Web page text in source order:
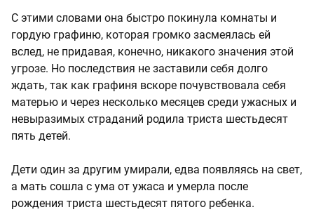
С этими словами она быстро покинула комнаты и
гордую графиню, которая громко засмеялась ей
вслед, не придавая, конечно, никакого значения этой
угрозе. Но последствия не заставили себя долго
ждать, так как графиня вскоре почувствовала себя
матерью и через несколько месяцев среди ужасных и
невыразимых страданий родила триста шестьдесят
пять детей.
Дети один за другим умирали, едва появляясь на свет,
а мать сошла с ума от ужаса и умерла после
рождения триста шестьдесят пятого ребенка.